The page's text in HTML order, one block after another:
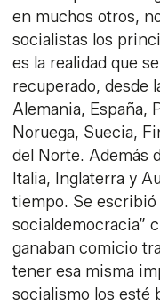
en muchos otros,
socialistas los
es la realidad que
recuperado, desde
Alemania, España,
Noruega, Suecia,
del Norte. Además
Italia, Inglaterra y
tiempo. Se escribió
socialdemocracia”
ganaban comicio
tener esa misma
socialismo los esté